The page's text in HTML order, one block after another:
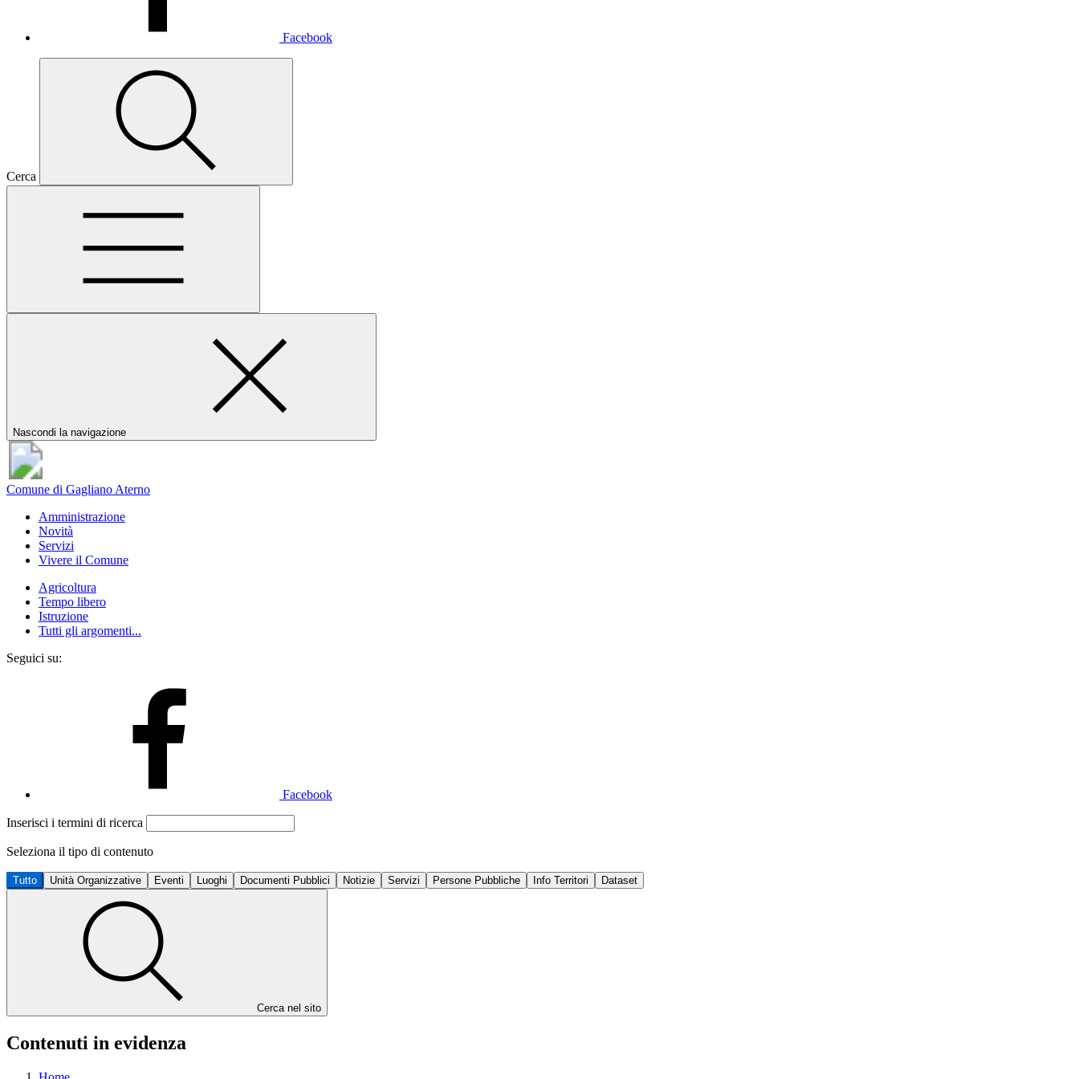
Facebook
Cerca
Nascondi la navigazione
Comune di Gagliano Aterno
Amministrazione
Novità
Servizi
Vivere il Comune
Agricoltura
Tempo libero
Istruzione
Tutti gli argomenti...
Seguici su:
Facebook
Inserisci i termini di ricerca
Seleziona il tipo di contenuto
Tutto Unità Organizzative Eventi Luoghi Documenti Pubblici Notizie Servizi Persone Pubbliche Info Territori Dataset
Cerca nel sito
Contenuti in evidenza